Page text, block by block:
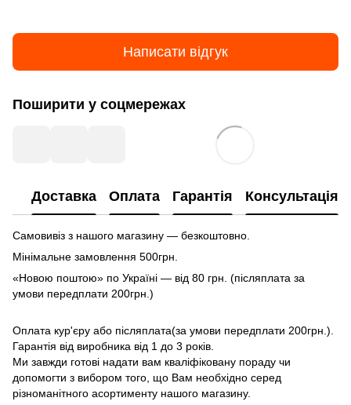
Написати відгук
Поширити у соцмережах
Доставка Оплата Гарантія Консультація
Самовивіз з нашого магазину — безкоштовно.
Мінімальне замовлення 500грн.
«Новою поштою» по Україні — від 80 грн. (післяплата за
умови передплати 200грн.)
Оплата кур'єру або післяплата(за умови передплати 200грн.).
Гарантія від виробника від 1 до 3 років.
Ми завжди готові надати вам кваліфіковану пораду чи
допомогти з вибором того, що Вам необхідно серед
різноманітного асортименту нашого магазину.